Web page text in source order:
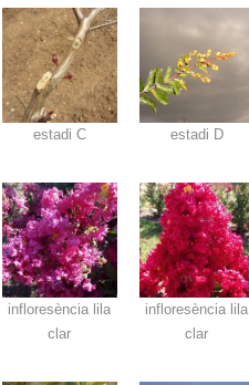
estadi C estadi D
infloresència lila
clar
infloresència lila
clar